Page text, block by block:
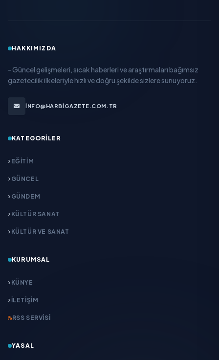
HAKKIMIZDA
- Güncel gelişmeleri, sıcak haberleri ve araştırmaları bağımsız
gazetecilik ilkeleriyle hızlı ve doğru şekilde sizlere sunuyoruz.
INFO@HARBIGAZETE.COM.TR
KATEGORILER
EĞITIM
GÜNCEL
GÜNDEM
KÜLTÜR SANAT
KÜLTÜR VE SANAT
KURUMSAL
KÜNYE
İLETIŞIM
RSS SERVISI
YASAL